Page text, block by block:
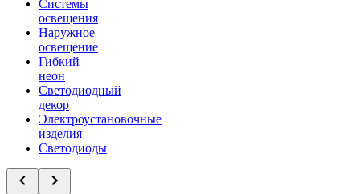
Системы
освещения
Наружное
освещение
Гибкий
неон
Светодиодный
декор
Электроустановочные
изделия
Светодиоды